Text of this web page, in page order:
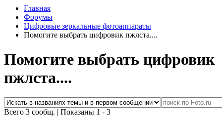
Главная
Форумы
Цифровые зеркальные фотоаппараты
Помогите выбрать цифровик пжлста....
Помогите выбрать цифровик
пжлста....
Всего 3 сообщ. | Показаны 1 - 3